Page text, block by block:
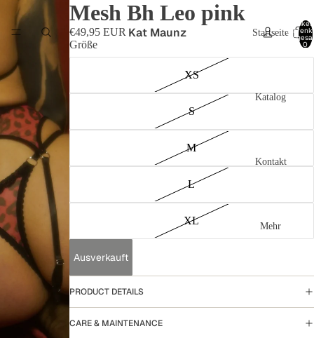
Startseite
Katalog
Kontakt
Mehr
Kat Maunz
Artikel
0
Mesh Bh Leo pink
€49,95 EUR
Größe
XS
S
M
L
XL
Ausverkauft
PRODUCT DETAILS
CARE & MAINTENANCE